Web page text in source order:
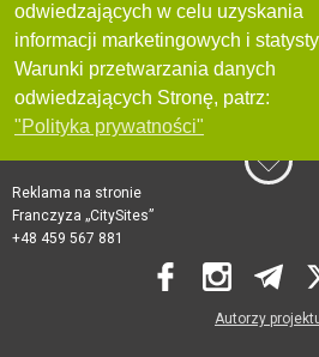
odwiedzających w celu uzyskania
informacji marketingowych i
Warunki przetwarzania danych
odwiedzających Stronę, patrz:
"Polityka prywatności"
Reklama na stronie
Franczyza „CitySites”
+48 459 567 881
Autorzy